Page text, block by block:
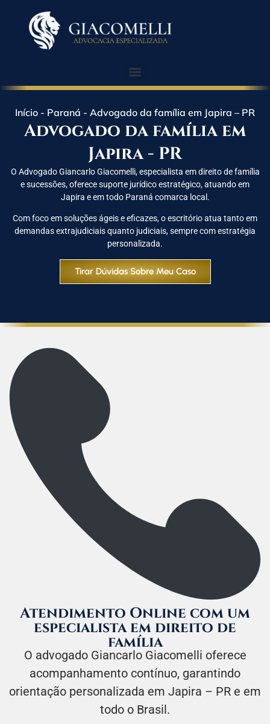
Início - Paraná - Advogado da família em Japira – PR
Advogado da família em
Japira - PR
O Advogado Giancarlo Giacomelli, especialista em direito de família
e sucessões, oferece suporte jurídico estratégico, atuando em
Japira e em todo Paraná comarca local.
Com foco em soluções ágeis e eficazes, o escritório atua tanto em
demandas extrajudiciais quanto judiciais, sempre com estratégia
personalizada.
Tirar Dúvidas Sobre Meu Caso
Atendimento Online com um
especialista em direito de
família
O advogado Giancarlo Giacomelli oferece
acompanhamento contínuo, garantindo
orientação personalizada em Japira – PR e em
todo o Brasil.